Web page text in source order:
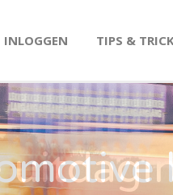
INLOGGEN TIPS &